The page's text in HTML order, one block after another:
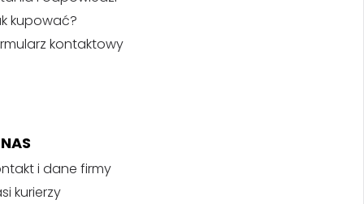
kupować?
kontaktowy
i dane firmy
kurierzy